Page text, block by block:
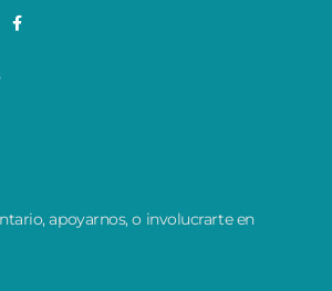
apoyarnos, o involucrarte en